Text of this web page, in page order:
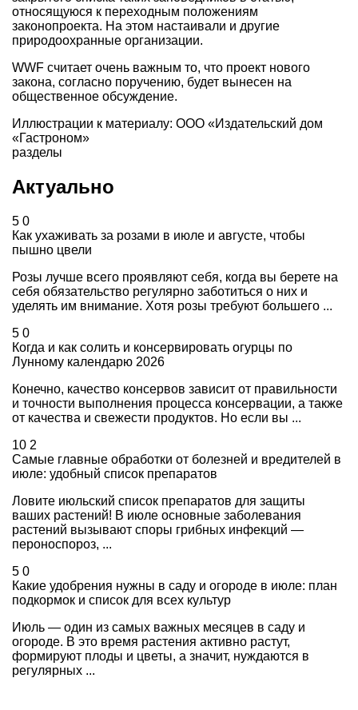
относящуюся к переходным положениям
законопроекта. На этом настаивали и другие
природоохранные организации.
WWF считает очень важным то, что проект нового
закона, согласно поручению, будет вынесен на
общественное обсуждение.
Иллюстрации к материалу: ООО «Издательский дом
«Гастроном»
разделы
Актуально
5 0
Как ухаживать за розами в июле и августе, чтобы
пышно цвели
Розы лучше всего проявляют себя, когда вы берете на
себя обязательство регулярно заботиться о них и
уделять им внимание. Хотя розы требуют большего ...
5 0
Когда и как солить и консервировать огурцы по
Лунному календарю 2026
Конечно, качество консервов зависит от правильности
и точности выполнения процесса консервации, а также
от качества и свежести продуктов. Но если вы ...
10 2
Самые главные обработки от болезней и вредителей в
июле: удобный список препаратов
Ловите июльский список препаратов для защиты
ваших растений! В июле основные заболевания
растений вызывают споры грибных инфекций —
пероноспороз, ...
5 0
Какие удобрения нужны в саду и огороде в июле: план
подкормок и список для всех культур
Июль — один из самых важных месяцев в саду и
огороде. В это время растения активно растут,
формируют плоды и цветы, а значит, нуждаются в
регулярных ...